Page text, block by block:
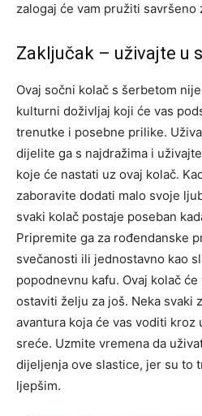
zalogaj će vam pružiti savršeno
Zaključak – uživajte u
Ovaj sočni kolač s šerbetom
kulturni doživljaj koji će vas
trenutke i posebne prilike.
dijelite ga s najdražima i
koje će nastati uz ovaj kolač.
zaboravite dodati malo svoje
svaki kolač postaje poseban
Pripremite ga za rođendanske
svečanosti ili jednostavno kao
popodnevnu kafu. Ovaj kolač
ostaviti želju za još. Neka svaki
avantura koja će vas voditi kroz
sreće. Uzmite vremena da
dijeljenja ove slastice, jer su to
ljepšim.